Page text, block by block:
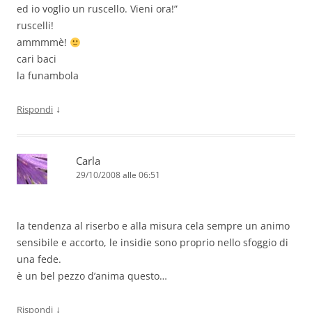
ed io voglio un ruscello. Vieni ora!”
ruscelli!
ammmmè!
cari baci
la funambola
Rispondi ↓
Carla
29/10/2008 alle 06:51
la tendenza al riserbo e alla misura cela sempre un animo
sensibile e accorto, le insidie sono proprio nello sfoggio di
una fede.
è un bel pezzo d’anima questo…
Rispondi ↓